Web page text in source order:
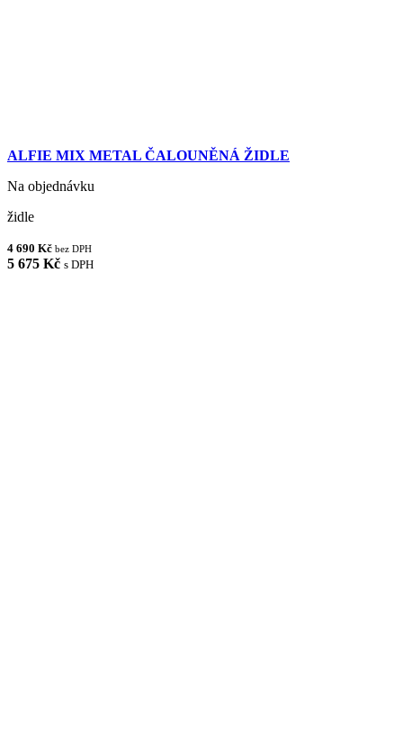
ALFIE MIX METAL ČALOUNĚNÁ ŽIDLE
Na objednávku
židle
4 690 Kč bez DPH
5 675 Kč s DPH